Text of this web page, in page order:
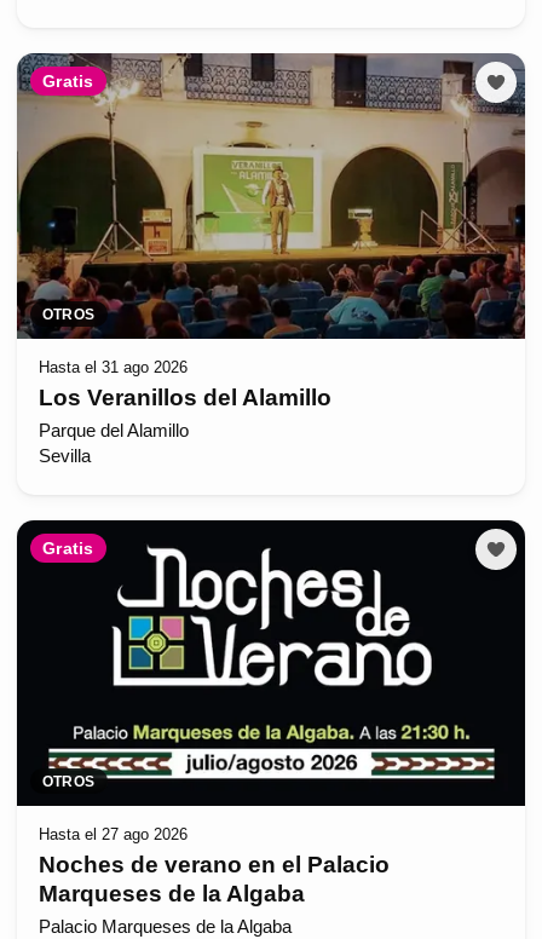
Gratis
OTROS
Hasta el 31 ago 2026
Los Veranillos del Alamillo
Parque del Alamillo
Sevilla
Gratis
OTROS
Hasta el 27 ago 2026
Noches de verano en el Palacio
Marqueses de la Algaba
Palacio Marqueses de la Algaba